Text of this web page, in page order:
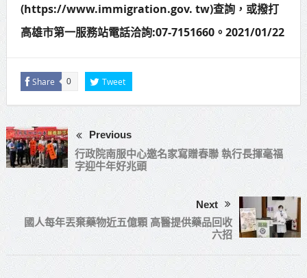
(https://www.immigration.gov. tw)查詢，或撥打
高雄市第一服務站電話洽詢:07-7151660。2021/01/22
Share 0 Tweet
Previous
行政院南服中心邀名家寫贈春聯 執行長揮毫福
字迎牛年好兆頭
Next
國人每年丟棄藥物近五億顆 高醫提供藥品回收
六招